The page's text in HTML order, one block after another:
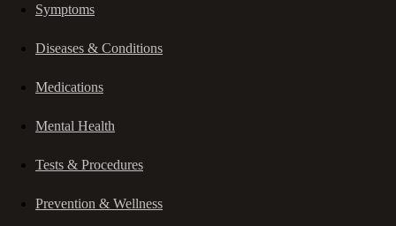
Symptoms
Diseases & Conditions
Medications
Mental Health
Tests & Procedures
Prevention & Wellness